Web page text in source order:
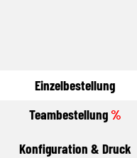
Einzelbestellung
Teambestellung%
Konfiguration & Druck